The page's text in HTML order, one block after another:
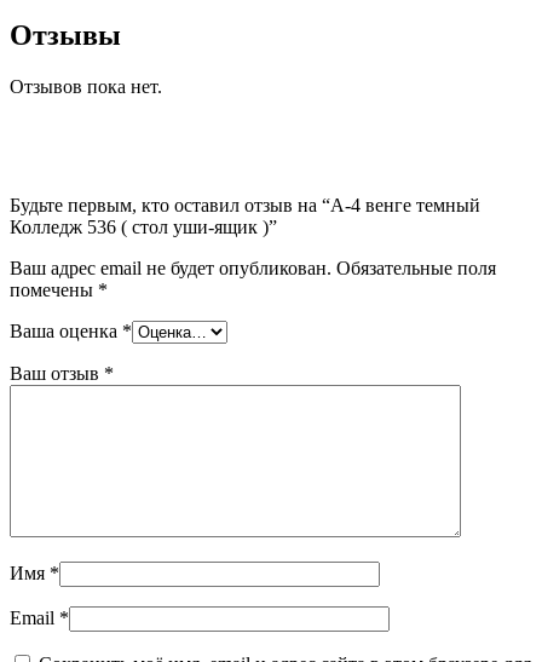
Отзывы
Отзывов пока нет.
Будьте первым, кто оставил отзыв на “А-4 венге темный
Колледж 536 ( стол уши-ящик )”
Ваш адрес email не будет опубликован. Обязательные поля
помечены *
Ваша оценка *
Ваш отзыв *
Имя *
Email *